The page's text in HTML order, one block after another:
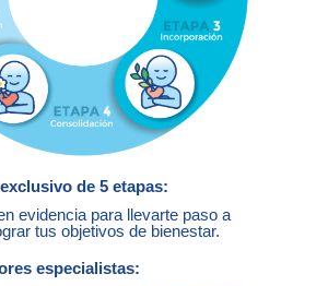
de 5 etapas:
evidencia para llevarte paso a
tus objetivos de bienestar.
especialistas: